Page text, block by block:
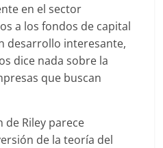
en el sector
a los fondos de capital
desarrollo interesante,
dice nada sobre la
que buscan
Riley parece
de la teoría del